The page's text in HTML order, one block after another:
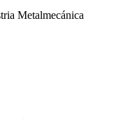
Metalmecánica